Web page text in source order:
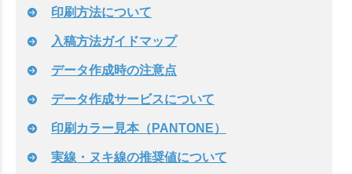
印刷方法について
入稿方法ガイドマップ
データ作成時の注意点
データ作成サービスについて
印刷カラー見本（PANTONE）
実線・ヌキ線の推奨値について